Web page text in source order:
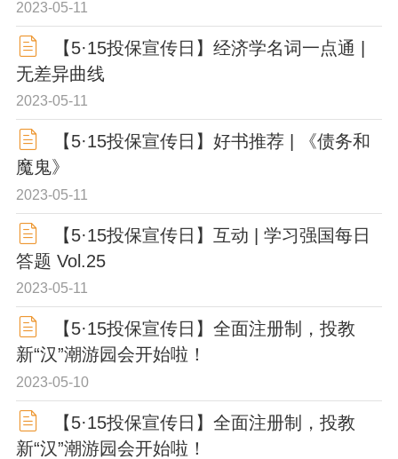
2023-05-11
【5·15投保宣传日】经济学名词一点通 |
无差异曲线
2023-05-11
【5·15投保宣传日】好书推荐 | 《债务和
魔鬼》
2023-05-11
【5·15投保宣传日】互动 | 学习强国每日
答题 Vol.25
2023-05-11
【5·15投保宣传日】全面注册制，投教
新“汉”潮游园会开始啦！
2023-05-10
【5·15投保宣传日】全面注册制，投教
新“汉”潮游园会开始啦！